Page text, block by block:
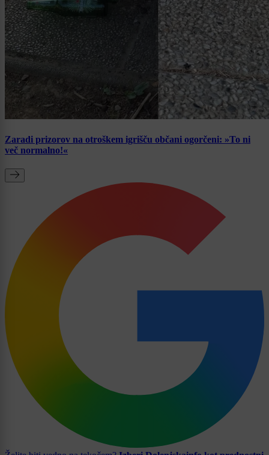
Zaradi prizorov na otroškem igrišču občani ogorčeni: »To ni
več normalno!«